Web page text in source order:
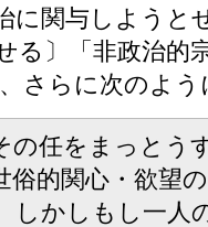
に関与しようと
る〕「非政治的
さらに次のよう
の任をまっとう
俗的関心・欲望
しかしもし一人